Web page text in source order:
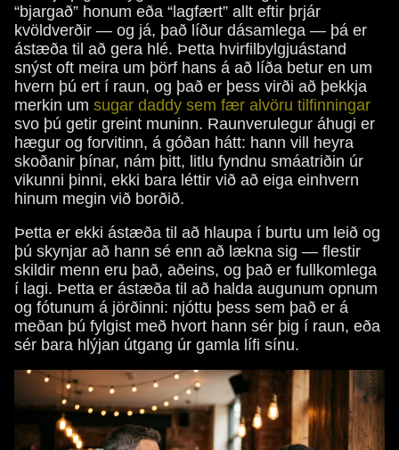
“bjargað” honum eða “lagfært” allt eftir þrjár
kvöldverðir — og já, það líður dásamlega — þá er
ástæða til að gera hlé. Þetta hvirfilbylgjuástand
snýst oft meira um þörf hans á að líða betur en um
hvern þú ert í raun, og það er þess virði að þekkja
merkin um sugar daddy sem fær alvöru tilfinningar
svo þú getir greint muninn. Raunverulegur áhugi er
hægur og forvitinn, á góðan hátt: hann vill heyra
skoðanir þínar, nám þitt, litlu fyndnu smáatriðin úr
vikunni þinni, ekki bara léttir við að eiga einhvern
hinum megin við borðið.
Þetta er ekki ástæða til að hlaupa í burtu um leið og
þú skynjar að hann sé enn að lækna sig — flestir
skildir menn eru það, aðeins, og það er fullkomlega
í lagi. Þetta er ástæða til að halda augunum opnum
og fótunum á jörðinni: njóttu þess sem það er á
meðan þú fylgist með hvort hann sér þig í raun, eða
sér bara hlýjan útgang úr gamla lífi sínu.